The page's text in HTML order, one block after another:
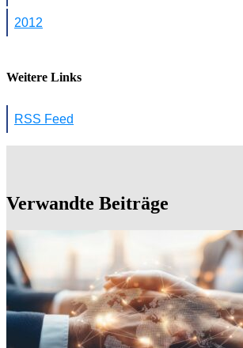
2012
Weitere Links
RSS Feed
Verwandte Beiträge